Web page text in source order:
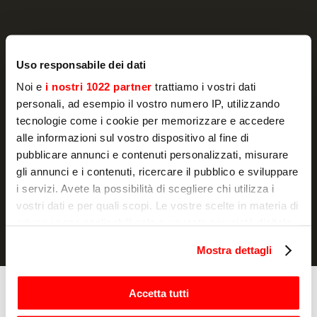
Uso responsabile dei dati
Noi e i nostri 1022 partner trattiamo i vostri dati
personali, ad esempio il vostro numero IP, utilizzando
tecnologie come i cookie per memorizzare e accedere
alle informazioni sul vostro dispositivo al fine di
pubblicare annunci e contenuti personalizzati, misurare
gli annunci e i contenuti, ricercare il pubblico e sviluppare
i servizi. Avete la possibilità di scegliere chi utilizza i
vostri dati e per quali scopi. Le vostre scelte in materia di
modificare o revocare il proprio consenso in qualsiasi
momento dalla Dichiarazione sui cookie o facendo clic
sull'icona di attivazione della privacy.
Mostra dettagli
Accetta tutti
NEWSLETTER
Actualité et promotions, directement dans
votre boîte e-mail
Je déclare avoir lu la notice d'information
et j'autorise le
traitement de mes données à caractère personnel à des fins de
marketing.
Fours